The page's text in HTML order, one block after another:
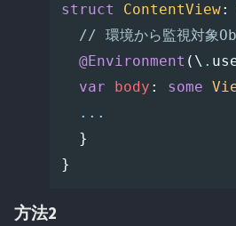
struct ContentView:
// 環境から監視対象
@Environment (\ .
var
body : some
...
}
}
方法2